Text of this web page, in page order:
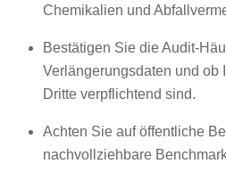
Chemikalien und
Bestätigen Sie die Audit-
Verlängerungsdaten und ob
Dritte verpflichtend sind.
Achten Sie auf öffentliche
nachvollziehbare